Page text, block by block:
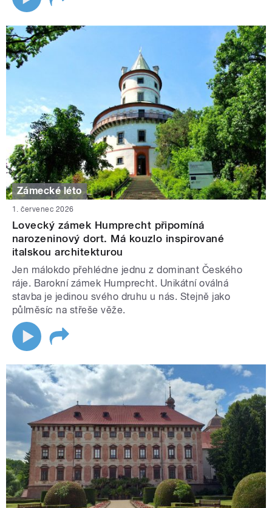
Zámecké léto
1. červenec 2026
Lovecký zámek Humprecht připomíná
narozeninový dort. Má kouzlo inspirované
italskou architekturou
Jen málokdo přehlédne jednu z dominant Českého
ráje. Barokní zámek Humprecht. Unikátní oválná
stavba je jedinou svého druhu u nás. Stejně jako
půlměsíc na střeše věže.